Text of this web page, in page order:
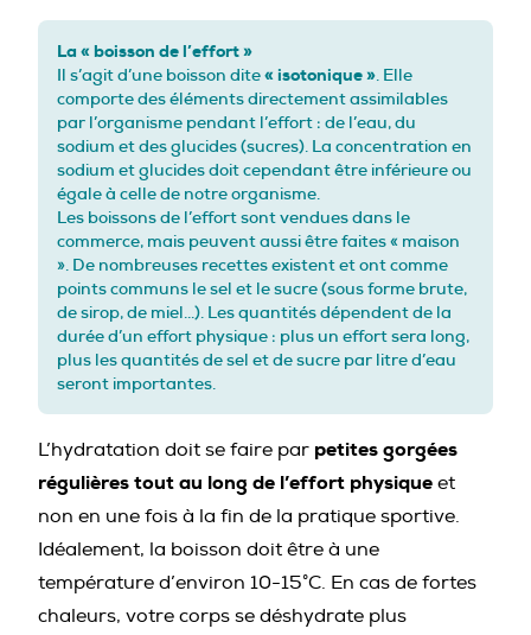
La « boisson de l’effort »
Il s’agit d’une boisson dite« isotonique ». Elle
comporte des éléments directement assimilables
par l’organisme pendant l’effort : de l’eau, du
sodium et des glucides (sucres). La concentration en
sodium et glucides doit cependant être inférieure ou
égale à celle de notre organisme.
Les boissons de l’effort sont vendues dans le
commerce, mais peuvent aussi être faites « maison
». De nombreuses recettes existent et ont comme
points communs le sel et le sucre (sous forme brute,
de sirop, de miel…). Les quantités dépendent de la
durée d’un effort physique : plus un effort sera long,
plus les quantités de sel et de sucre par litre d’eau
seront importantes.
L’hydratation doit se faire par petites gorgées
régulières tout au long de l’effort physique et
non en une fois à la fin de la pratique sportive.
Idéalement, la boisson doit être à une
température d’environ 10-15°C. En cas de fortes
chaleurs, votre corps se déshydrate plus